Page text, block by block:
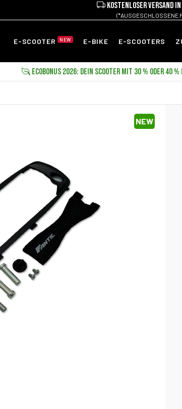
KOSTENLOSER VERSAND
(*AUSGESCHLOSSENE
E-SCOOTER NEW E-BIKE E-SCOOTERS
ECOBONUS 2026: DEIN SCOOTER MIT 30 % ODER 40
NEW